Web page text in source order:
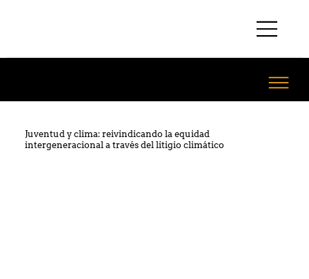
Juventud y clima: reivindicando la equidad
intergeneracional a través del litigio climático